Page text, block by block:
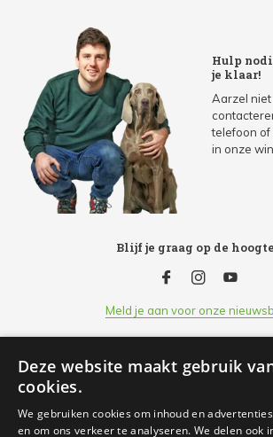
Hulp
je klaar!
Aarzel niet
telefoon of
in onze
Blijf je graag op de
Meld je aan voor onze
Klantenservice
Openingsuren
Deze website maakt gebruik
cookies.
We gebruiken cookies om inhoud en
en om ons verkeer te analyseren. We delen ook